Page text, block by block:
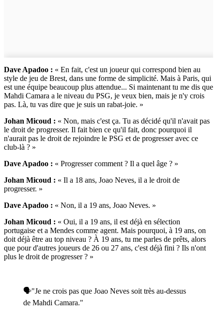
Dave Apadoo : « En fait, c'est un joueur qui correspond bien au
style de jeu de Brest, dans une forme de simplicité. Mais à Paris, qui
est une équipe beaucoup plus attendue... Si maintenant tu me dis que
Mahdi Camara a le niveau du PSG, je veux bien, mais je n'y crois
pas. Là, tu vas dire que je suis un rabat-joie. »
Johan Micoud : « Non, mais c'est ça. Tu as décidé qu'il n'avait pas
le droit de progresser. Il fait bien ce qu'il fait, donc pourquoi il
n'aurait pas le droit de rejoindre le PSG et de progresser avec ce
club-là ? »
Dave Apadoo : « Progresser comment ? Il a quel âge ? »
Johan Micoud : « Il a 18 ans, Joao Neves, il a le droit de
progresser. »
Dave Apadoo : « Non, il a 19 ans, Joao Neves. »
Johan Micoud : « Oui, il a 19 ans, il est déjà en sélection
portugaise et a Mendes comme agent. Mais pourquoi, à 19 ans, on
doit déjà être au top niveau ? À 19 ans, tu me parles de prêts, alors
que pour d'autres joueurs de 26 ou 27 ans, c'est déjà fini ? Ils n'ont
plus le droit de progresser ? »
🗣️"Je ne crois pas que Joao Neves soit très au-dessus
de Mahdi Camara."